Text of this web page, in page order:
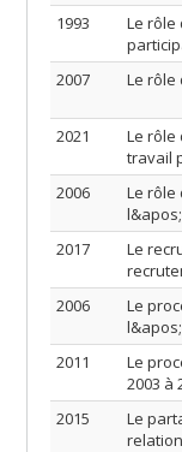
1993
Le rôle
2007 Le rôle
2021
Le rôle
travail
2006
Le rôle
2017
Le
2006
Le
2011
Le
2003 à
2015
Le